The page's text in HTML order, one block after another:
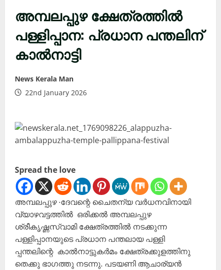
അമ്പലപ്പുഴ ക്ഷേത്രത്തിൽ
പള്ളിപ്പാന: പ്രധാന പന്തലിന്
കാൽനാട്ടി
News Kerala Man
22nd January 2026
Spread the love
അമ്പലപ്പുഴ ∙ദേവന്റെ ചൈതന്യ വർധനവിനായി
വ്യാഴവട്ടത്തിൽ ഒരിക്കൽ അമ്പലപ്പുഴ
ശ്രീകൃഷ്ണസ്വാമി ക്ഷേത്രത്തിൽ നടക്കുന്ന
പള്ളിപ്പാനയുടെ പ്രധാന പന്തലായ പള്ളി
പ്പന്തലിന്റെ കാൽനാട്ടുകർമം ക്ഷേത്രക്കുളത്തിനു
തെക്കു ഭാഗത്തു നടന്നു. പടയണി ആചാര്യൻ